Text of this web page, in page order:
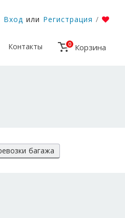
Вход или Регистрация /
Контакты 0 Корзина
багажа